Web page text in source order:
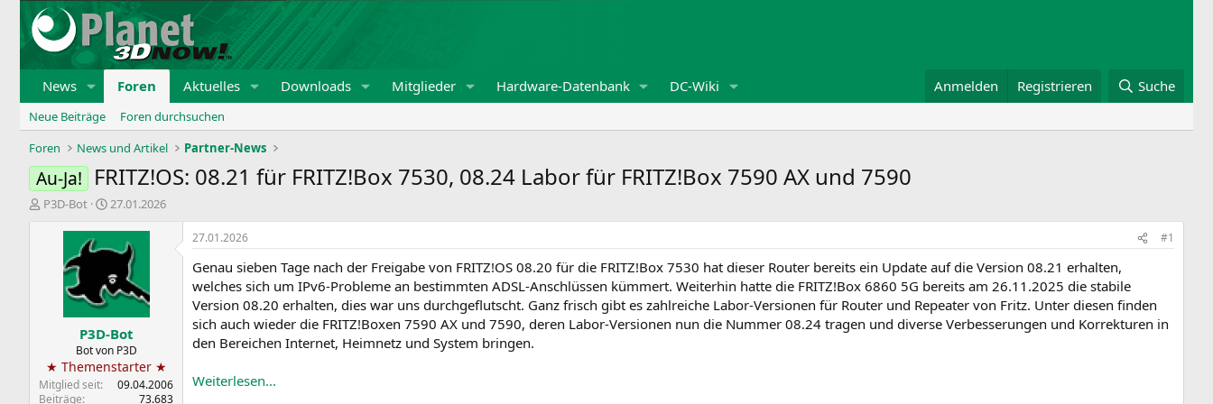
News Foren Aktuelles Downloads Mitglieder Hardware-Datenbank DC-Wiki Anmelden Registrieren Suche
Neue Beiträge
Foren durchsuchen
Foren
News und Artikel Partner-News
Au-Ja! FRITZ!OS: 08.21 für FRITZ!Box 7530, 08.24 Labor für FRITZ!Box 7590 AX und 7590
E
P3D-Bot
E
s
t
l
l
t
a
m
27.01.2026
P3D-Bot
Bot von P3D
★ Themenstarter ★
Mitglied seit
09.04.2006
Beiträge
73.683
27.01.2026 #1
Genau sieben Tage nach der Freigabe von FRITZ!OS 08.20 für die FRITZ!Box 7530 hat dieser Router bereits ein Update auf die Version 08.21 erhalten,
welches sich um IPv6-Probleme an bestimmten ADSL-Anschlüssen kümmert. Weiterhin hatte die FRITZ!Box 6860 5G bereits am 26.11.2025 die stabile
Version 08.20 erhalten, dies war uns durchgeflutscht. Ganz frisch gibt es zahlreiche Labor-Versionen für Router und Repeater von Fritz. Unter diesen finden
sich auch wieder die FRITZ!Boxen 7590 AX und 7590, deren Labor-Versionen nun die Nummer 08.24 tragen und diverse Verbesserungen und Korrekturen in
den Bereichen Internet, Heimnetz und System bringen.
Weiterlesen...